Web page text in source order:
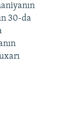
30-da